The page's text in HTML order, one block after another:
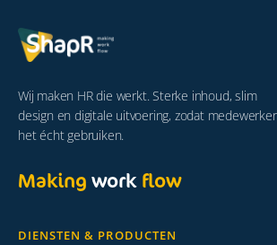
Wij maken HR die werkt. Sterke inhoud, slim
design en digitale uitvoering, zodat
het écht gebruiken.
Makingworkflow
DIENSTEN & PRODUCTEN